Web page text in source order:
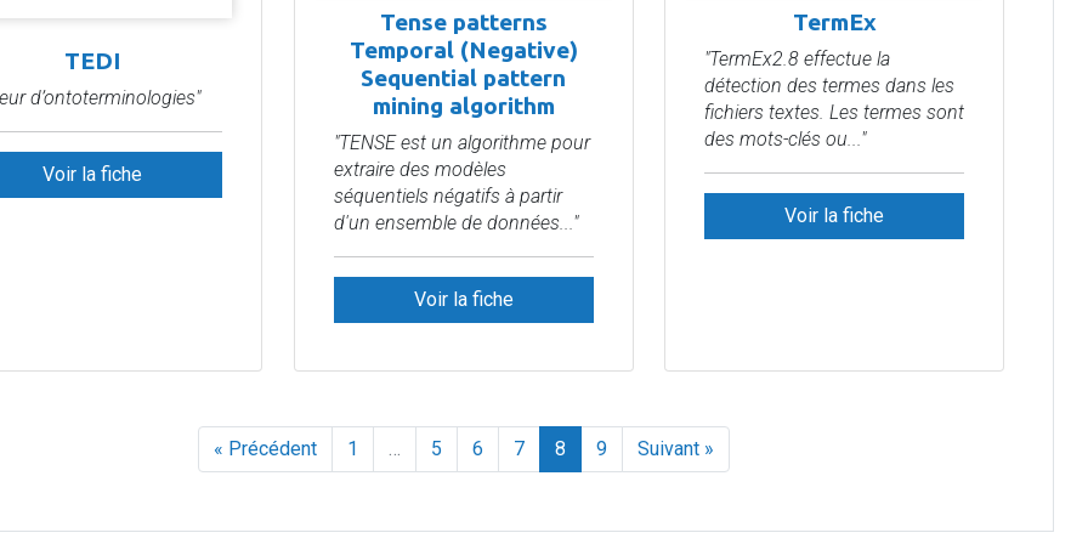
TEDI
d’ontoterminologies"
Voir la fiche
Tense patterns
Temporal (Negative)
Sequential pattern
mining algorithm
"TENSE est un algorithme pour
extraire des modèles
séquentiels négatifs à partir
d'un ensemble de données..."
Voir la fiche
TermEx
"TermEx2.8 effectue la
détection des termes dans les
fichiers textes. Les termes sont
des mots-clés ou..."
Voir la fiche
« Précédent 1 5 6 7 8 9 Suivant »